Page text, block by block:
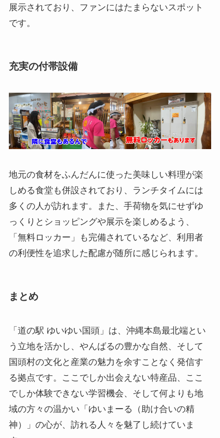
展示されており、ファンにはたまらないスポット
です。
充実の付帯設備
地元の食材をふんだんに使った美味しい料理が楽
しめる食堂も併設されており、ランチタイムには
多くの人が訪れます。また、手荷物を気にせずゆ
っくりとショッピングや展示を楽しめるよう、
「無料ロッカー」も完備されているなど、利用者
の利便性を追求した配慮が随所に感じられます。
まとめ
「道の駅 ゆいゆい国頭」は、沖縄本島最北端とい
う立地を活かし、やんばるの豊かな自然、そして
国頭村の文化と産業の魅力を余すことなく発信す
る拠点です。ここでしか出会えない特産品、ここ
でしか体験できない学習機会、そして何よりも地
域の方々の温かい「ゆいまーる（助け合いの精
神）」の心が、訪れる人々を魅了し続けていま